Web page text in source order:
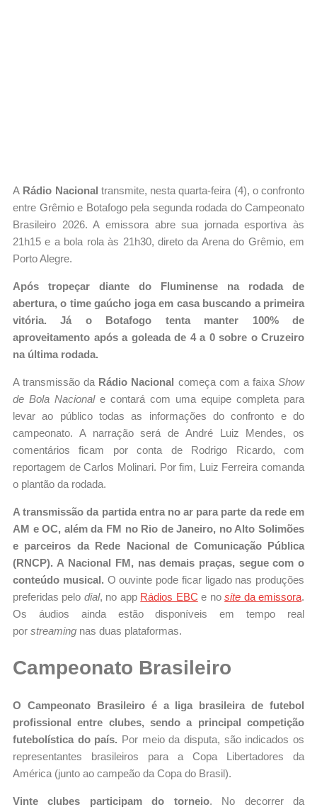
A Rádio Nacional transmite, nesta quarta-feira (4), o confronto
entre Grêmio e Botafogo pela segunda rodada do Campeonato
Brasileiro 2026. A emissora abre sua jornada esportiva às
21h15 e a bola rola às 21h30, direto da Arena do Grêmio, em
Porto Alegre.
Após tropeçar diante do Fluminense na rodada de
abertura, o time gaúcho joga em casa buscando a primeira
vitória. Já o Botafogo tenta manter 100% de
aproveitamento após a goleada de 4 a 0 sobre o Cruzeiro
na última rodada.
A transmissão da Rádio Nacional começa com a faixaShow
de Bola Nacionale contará com uma equipe completa para
levar ao público todas as informações do confronto e do
campeonato. A narração será de André Luiz Mendes, os
comentários ficam por conta de Rodrigo Ricardo, com
reportagem de Carlos Molinari. Por fim, Luiz Ferreira comanda
o plantão da rodada.
A transmissão da partida entra no ar para parte da rede em
AM e OC, além da FM no Rio de Janeiro, no Alto Solimões
e parceiros da Rede Nacional de Comunicação Pública
(RNCP). A Nacional FM, nas demais praças, segue com o
conteúdo musical. O ouvinte pode ficar ligado nas produções
preferidas pelo dial, no app Rádios EBC e nosite da emissora.
Os áudios ainda estão disponíveis em tempo real
por streaming nas duas plataformas.
Campeonato Brasileiro
O Campeonato Brasileiro é a liga brasileira de futebol
profissional entre clubes, sendo a principal competição
futebolística do país. Por meio da disputa, são indicados os
representantes brasileiros para a Copa Libertadores da
América (junto ao campeão da Copa do Brasil).
Vinte clubes participam do torneio. No decorrer da